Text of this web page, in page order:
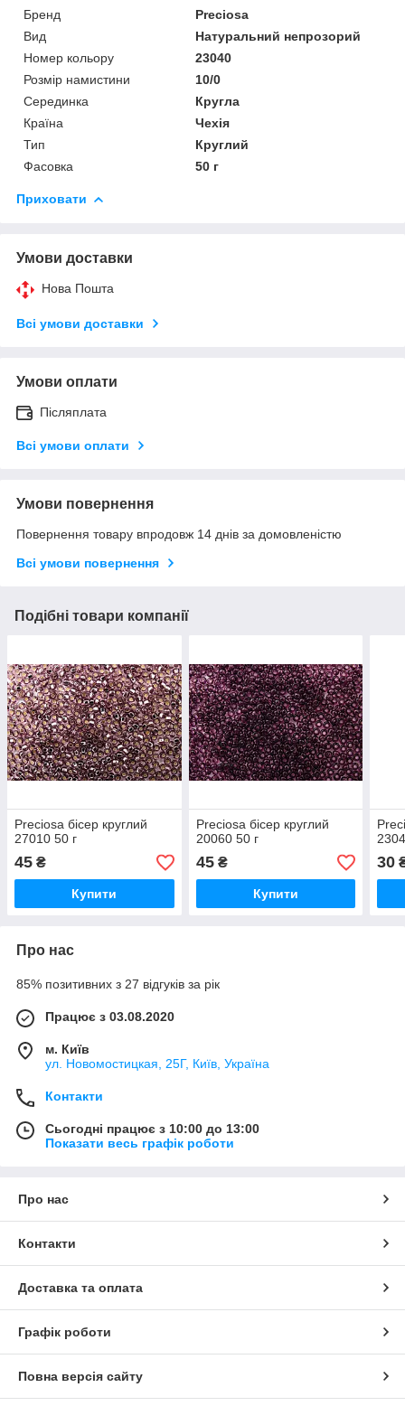
Бренд
Preciosa
Вид
Натуральний непрозорий
Номер кольору
23040
Розмір намистини
10/0
Серединка
Кругла
Країна
Чехія
Тип
Круглий
Фасовка
50 г
Приховати
Умови доставки
Нова Пошта
Всі умови доставки
Умови оплати
Післяплата
Всі умови оплати
Умови повернення
Повернення товару впродовж 14 днів за домовленістю
Всі умови повернення
Подібні товари компанії
Preciosa бісер круглий
27010 50 г
45 ₴
Купити
Preciosa бісер круглий
20060 50 г
45₴
Купити
30
Про нас
85% позитивних з 27 відгуків за рік
Працює з 03.08.2020
м. Київ
ул. Новомостицкая, 25Г, Київ, Україна
Контакти
Сьогодні працює з 10:00 до 13:00
Показати весь графік роботи
Про нас
Контакти
Доставка та оплата
Графік роботи
Повна версія сайту